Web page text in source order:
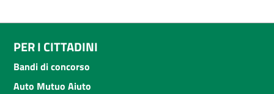
PER I CITTADINI
Bandi di concorso
Auto Mutuo Aiuto